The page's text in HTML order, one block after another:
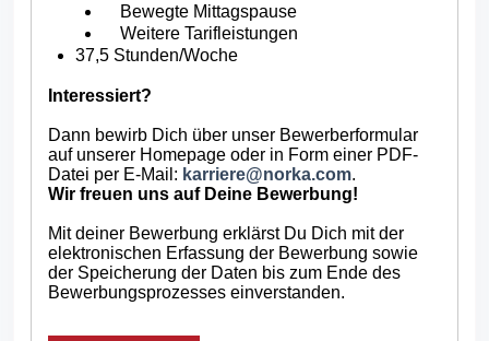
Bewegte Mittagspause
Weitere Tarifleistungen
37,5 Stunden/Woche
Interessiert?
Dann bewirb Dich über unser Bewerberformular
auf unserer Homepage oder in Form einer PDF-
Datei per E-Mail: karriere@norka.com.
Wir freuen uns auf Deine Bewerbung!
Mit deiner Bewerbung erklärst Du Dich mit der
elektronischen Erfassung der Bewerbung sowie
der Speicherung der Daten bis zum Ende des
Bewerbungsprozesses einverstanden.